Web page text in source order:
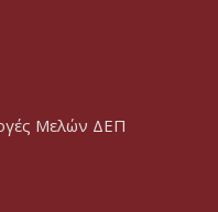
Μελών ΔΕΠ